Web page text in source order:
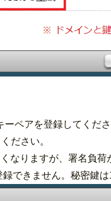
ーペアを登録してくだ
ださい。
なりますが、署名負
できません。秘密鍵